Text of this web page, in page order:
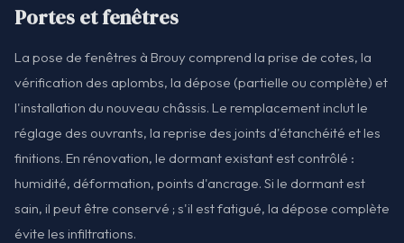
Portes et fenêtres
La pose de fenêtres à Brouy comprend la prise de cotes, la
vérification des aplombs, la dépose (partielle ou complète) et
l'installation du nouveau châssis. Le remplacement inclut le
réglage des ouvrants, la reprise des joints d'étanchéité et les
finitions. En rénovation, le dormant existant est contrôlé :
humidité, déformation, points d'ancrage. Si le dormant est
sain, il peut être conservé ; s'il est fatigué, la dépose complète
évite les infiltrations.